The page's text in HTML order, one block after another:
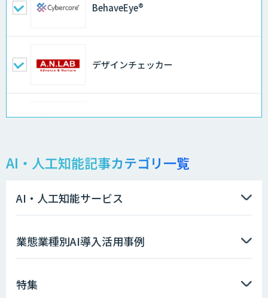
BehaveEye®
デザインチェッカー
地理空間DX ソリューション
製造業特化型オーダーメイドAI開発（知
ソフトクリエイトのAI開発サービス
AI・人工知能記事カテゴリ一覧
AI・人工知能サービス
業態業種別AI導入活用事例
特集